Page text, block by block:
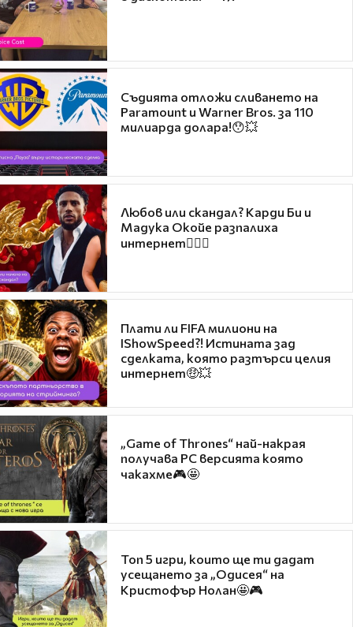
Съдията отложи сливането на
Paramount и Warner Bros. за 110
милиарда долара!😯💥
Любов или скандал? Карди Би и
Мадука Окойе разпалиха
интернет❤️‍🔥🔥
Плати ли FIFA милиони на
IShowSpeed?! Истината зад
сделката, която разтърси целия
интернет🤑💥
„Game of Thrones“ най-накрая
получава PC версията която
чакахме🎮🤩
Топ 5 игри, които ще ти дадат
усещането за „Одисея“ на
Кристофър Нолан🤩🎮